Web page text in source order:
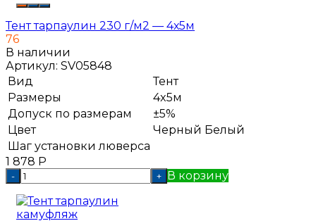
Тент тарпаулин 230 г/м2 — 4х5м
76
В наличии
Артикул: SV05848
Вид
Тент
Размеры
4x5м
Допуск по размерам
±5%
Цвет
Черный Белый
Шаг установки люверса
1 878 Р
- + В корзину